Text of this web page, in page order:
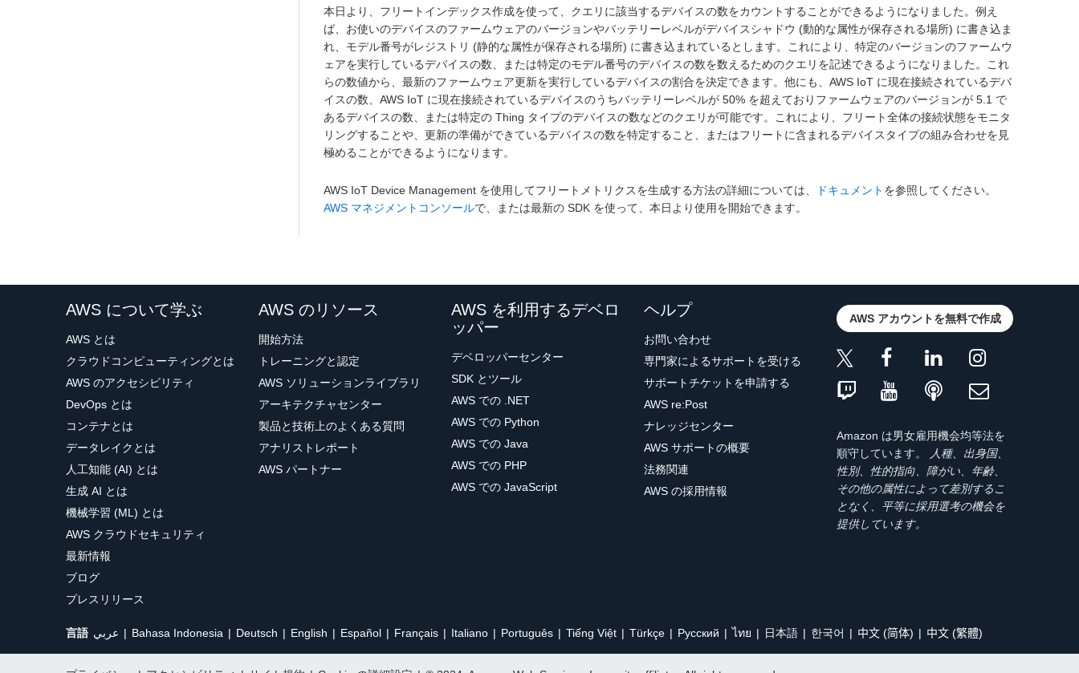
本日より、フリートインデックス作成を使って、クエリに該当するデバイスの数をカウントすることができるようになりました。例え
ば、お使いのデバイスのファームウェアのバージョンやバッテリーレベルがデバイスシャドウ (動的な属性が保存される場所) に書き込ま
れ、モデル番号がレジストリ (静的な属性が保存される場所) に書き込まれているとします。これにより、特定のバージョンのファームウ
ェアを実行しているデバイスの数、または特定のモデル番号のデバイスの数を数えるためのクエリを記述できるようになりました。これ
らの数値から、最新のファームウェア更新を実行しているデバイスの割合を決定できます。他にも、AWS IoT に現在接続されているデバ
イスの数、AWS IoT に現在接続されているデバイスのうちバッテリーレベルが 50% を超えておりファームウェアのバージョンが 5.1 で
あるデバイスの数、または特定の Thing タイプのデバイスの数などのクエリが可能です。
これにより、フリート全体の接続状態をモニタ
リングすることや、更新の準備ができているデバイスの数を特定すること、またはフリートに含まれるデバイスタイプの組み合わせを見
極めることができるようになります。
AWS IoT Device Management を使用してフリートメトリクスを生成する方法の詳細については、 ドキュメント を参照してください。
AWS マネジメントコンソールで、または最新の SDK を使って、本日より使用を開始できます。
AWS について学ぶ
AWS とは
クラウドコンピューティングとは
AWS のアクセシビリティ
DevOps とは
コンテナとは
データレイクとは
人工知能 (AI) とは
生成 AI とは
機械学習 (ML) とは
AWS クラウドセキュリティ
最新情報
ブログ
プレスリリース
AWS のリソース
開始方法
トレーニングと認定
AWS ソリューションライブラリ
アーキテクチャセンター
製品と技術上のよくある質問
アナリストレポート
AWS パートナー
AWS を利用するデベロ
ッパー
デベロッパーセンター
SDK とツール
AWS での .NET
AWS での Python
AWS での Java
AWS での PHP
AWS での JavaScript
ヘルプ
お問い合わせ
専門家によるサポートを受ける
サポートチケットを申請する
AWS re:Post
ナレッジセンター
AWS サポートの概要
法務関連
AWS の採用情報
AWS アカウントを無料で作成
Amazon は男女雇用機会均等法を
順守しています。
人種、出身国、
性別、性的指向、障がい、年齢、
その他の属性によって差別するこ
となく、平等に採用選考の機会を
提供しています。
言語 عربي Bahasa Indonesia Deutsch English Español Français Italiano Português Tiếng Việt Türkçe Ρусский ไทย 日本語 한국어 中文 (简体) 中文 (繁體)